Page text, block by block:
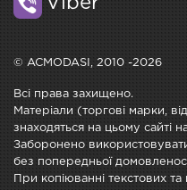
Viber
© ACMODASI, 2010 -2026
Всі права захищено.
Матеріали (торгові марки,
знаходяться на цьому сайті
Заборонено
без попередньої
При копіюванні текстових та